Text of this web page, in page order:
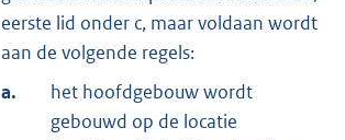
eerste lid onder c, maar voldaan wordt
aan de volgende regels:
a.
het hoofdgebouw wordt
gebouwd op de locatie